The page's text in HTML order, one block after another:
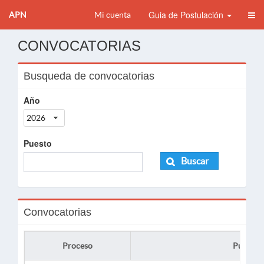
APN Mi cuenta Guia de Postulación
CONVOCATORIAS
Busqueda de convocatorias
Año
2026
Puesto
Buscar
Convocatorias
Proceso Puesto